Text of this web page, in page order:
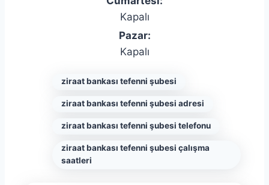
Kapalı
Pazar:
Kapalı
ziraat bankası tefenni şubesi
ziraat bankası tefenni şubesi adresi
ziraat bankası tefenni şubesi telefonu
ziraat bankası tefenni şubesi çalışma
saatleri